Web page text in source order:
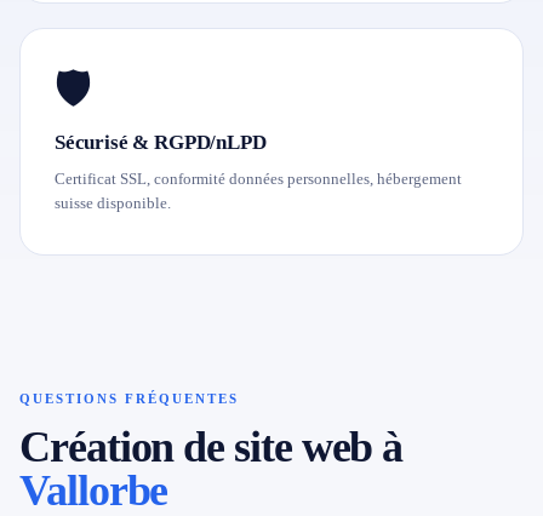
🛡️
Sécurisé & RGPD/nLPD
Certificat SSL, conformité données personnelles, hébergement
suisse disponible.
QUESTIONS FRÉQUENTES
Création de site web à
Vallorbe